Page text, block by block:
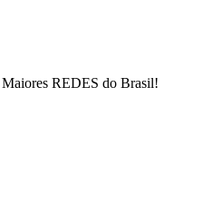
REDES do Brasil!